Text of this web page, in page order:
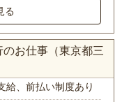
る
お仕事（東京都三
給、前払い制度あり